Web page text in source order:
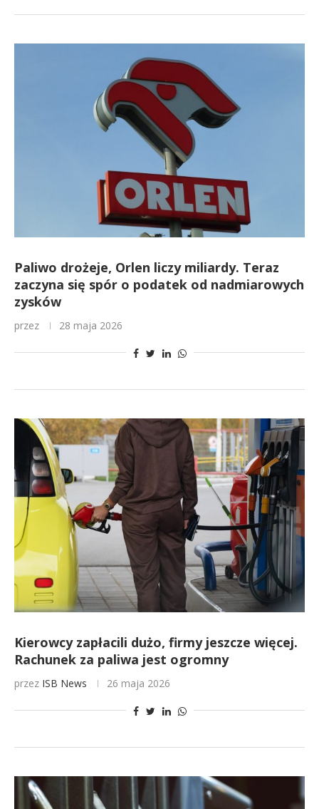
Paliwo drożeje, Orlen liczy miliardy. Teraz
zaczyna się spór o podatek od nadmiarowych
zysków
przez 28 maja 2026
Kierowcy zapłacili dużo, firmy jeszcze więcej.
Rachunek za paliwa jest ogromny
przez ISB News 26 maja 2026